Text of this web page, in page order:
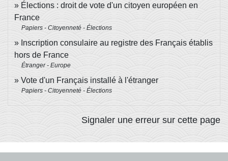
Élections : droit de vote d'un citoyen européen en
France
Papiers - Citoyenneté - Élections
Inscription consulaire au registre des Français établis
hors de France
Étranger - Europe
Vote d'un Français installé à l'étranger
Papiers - Citoyenneté - Élections
Signaler une erreur sur cette page